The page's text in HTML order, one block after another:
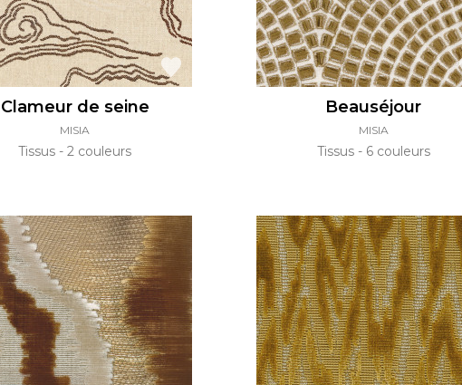
Clameur de seine
MISIA
Tissus 2 couleurs
Beauséjour
MISIA
Tissus 6 couleurs